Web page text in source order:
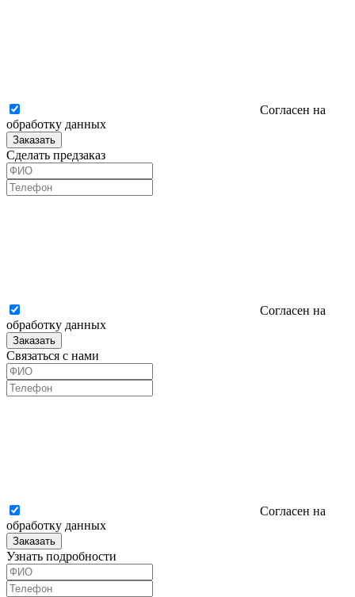
Согласен на
обработку данных
Заказать
Сделать предзаказ
Согласен на
обработку данных
Заказать
Связаться с нами
Согласен на
обработку данных
Заказать
Узнать подробности